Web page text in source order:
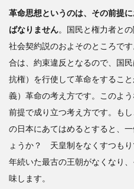
革命思想というのは、その前提
ばなりません。国民と権力者と
社会契約説のおよそのところで
合は、約束違反となるので、国
抗権）を行使して革命をするこ
義）革命の考え方です。このよ
前提で成り立つ考え方です。も
の日本にあてはめるとすると、
ょうか？ 天皇制をなくすつも
年続いた最古の王朝がなくなり
味します。